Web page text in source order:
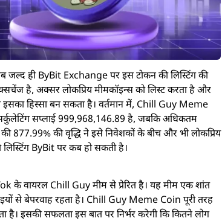
ही ByBit Exchange पर इस टोकन की लिस्टिंग की
है, अक्सर लोकप्रिय मीमकॉइन्स को लिस्ट करता है और
इसका हिस्सा बन सकता है। वर्तमान में, Chill Guy Meme
सप्लाई 999,968,146.89 है, जबकि अधिकतम
877.99% की वृद्धि ने इसे निवेशकों के बीच और भी लोकप्रिय
ByBit पर कब हो सकती है।
के वायरल Chill Guy मीम से प्रेरित है। यह मीम एक शांत
से बेपरवाह रहता है। Chill Guy Meme Coin पूरी तरह
है। इसकी सफलता इस बात पर निर्भर करेगी कि कितने लोग